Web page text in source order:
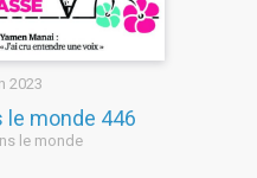
2023
le monde 446
le monde